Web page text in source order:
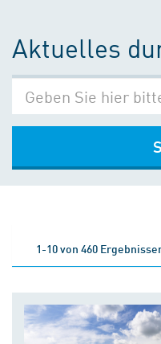
Aktuelles
1-10 von 460